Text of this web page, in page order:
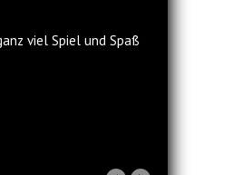
viel Spiel und Spaß